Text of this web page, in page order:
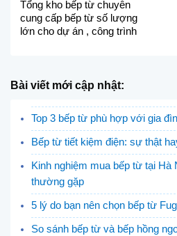
Tổng kho bếp từ chuyên
cung cấp bếp từ số lượng
lớn cho dự án , công trình
Bài viết mới cập nhật:
Top 3 bếp từ phù hợp với gia
Bếp từ tiết kiệm điện: sự thật
Kinh nghiệm mua bếp từ tại Hà
thường gặp
5 lý do bạn nên chọn bếp từ
So sánh bếp từ và bếp hồng